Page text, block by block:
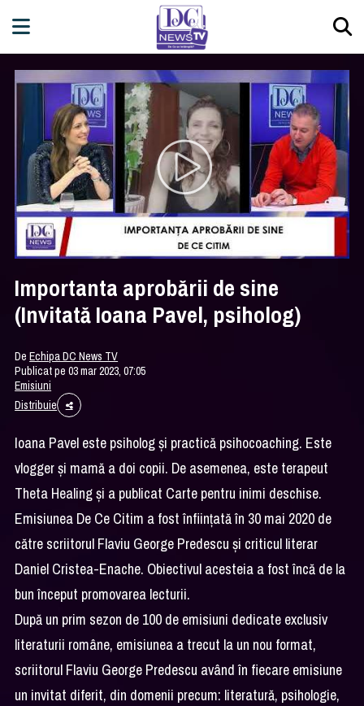
Importanta aprobării de sine
(Invitată Ioana Pavel, psiholog)
DeEchipa DC News TV
Publicat pe 03 mar 2023, 07:05
Emisiuni
Distribuie
Ioana Pavel este psiholog și practică psihocoaching. Este
vlogger și mamă a doi copii. De asemenea, este terapeut
Theta Healing și a publicat Carte pentru inimi deschise.
Emisiunea De Ce Citim a fost înființată în 30 mai 2020 de
către scriitorul Flaviu George Predescu și criticul literar
Daniel Cristea-Enache. Obiectivul acesteia a fost încă de la
bun început promovarea lecturii.
După un prim sezon de 100 de emisiuni dedicate exclusiv
literaturii române, emisiunea a trecut la un nou format,
scriitorul Flaviu George Predescu având în fiecare emisiune
un invitat diferit, din domenii precum: literatură, psihologie,